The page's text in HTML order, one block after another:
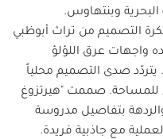
وبنتهاوس.
التصميم من تراث أبوظبي
واجهات عرق اللؤلؤ
يتردّد صدى التصميم محلياً
للمساحة. صممت "هيرتزوغ
بتفاصيل مدروسة
مع جاذبية فريدة.